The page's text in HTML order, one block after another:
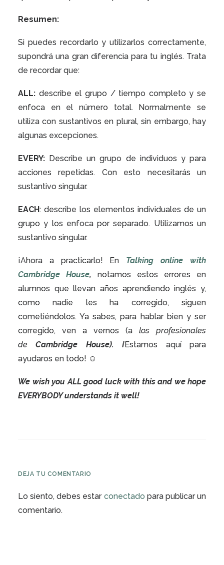
Resumen:
Si puedes recordarlo y utilizarlos correctamente,
supondrá una gran diferencia para tu inglés. Trata
de recordar que:
ALL: describe el grupo / tiempo completo y se
enfoca en el número total. Normalmente se
utiliza con sustantivos en plural, sin embargo, hay
algunas excepciones.
EVERY: Describe un grupo de individuos y para
acciones repetidas. Con esto necesitarás un
sustantivo singular.
EACH: describe los elementos individuales de un
grupo y los enfoca por separado. Utilizamos un
sustantivo singular.
¡Ahora a practicarlo! En Talking online with
Cambridge House, notamos estos errores en
alumnos que llevan años aprendiendo inglés y,
como nadie les ha corregido, siguen
cometiéndolos. Ya sabes, para hablar bien y ser
corregido, ven a vernos (a los profesionales
deCambridge House). ¡Estamos aquí para
ayudaros en todo! ☺
We wish you ALL good luck with this and we hope
EVERYBODY understands it well!
DEJA TU COMENTARIO
Lo siento, debes estar conectado para publicar un
comentario.